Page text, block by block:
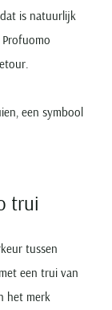
is natuurlijk
een symbool
trui
tussen
een trui van
het merk